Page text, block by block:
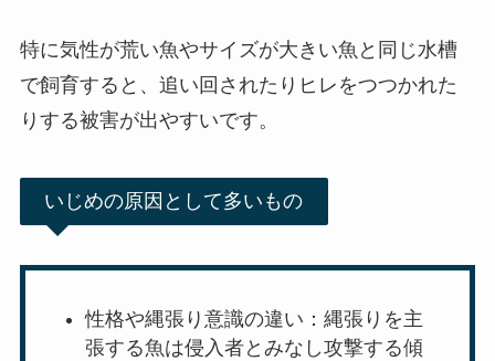
特に気性が荒い魚やサイズが大きい魚と同じ水槽
で飼育すると、追い回されたりヒレをつつかれた
りする被害が出やすいです。
いじめの原因として多いもの
性格や縄張り意識の違い：縄張りを主
張する魚は侵入者とみなし攻撃する傾